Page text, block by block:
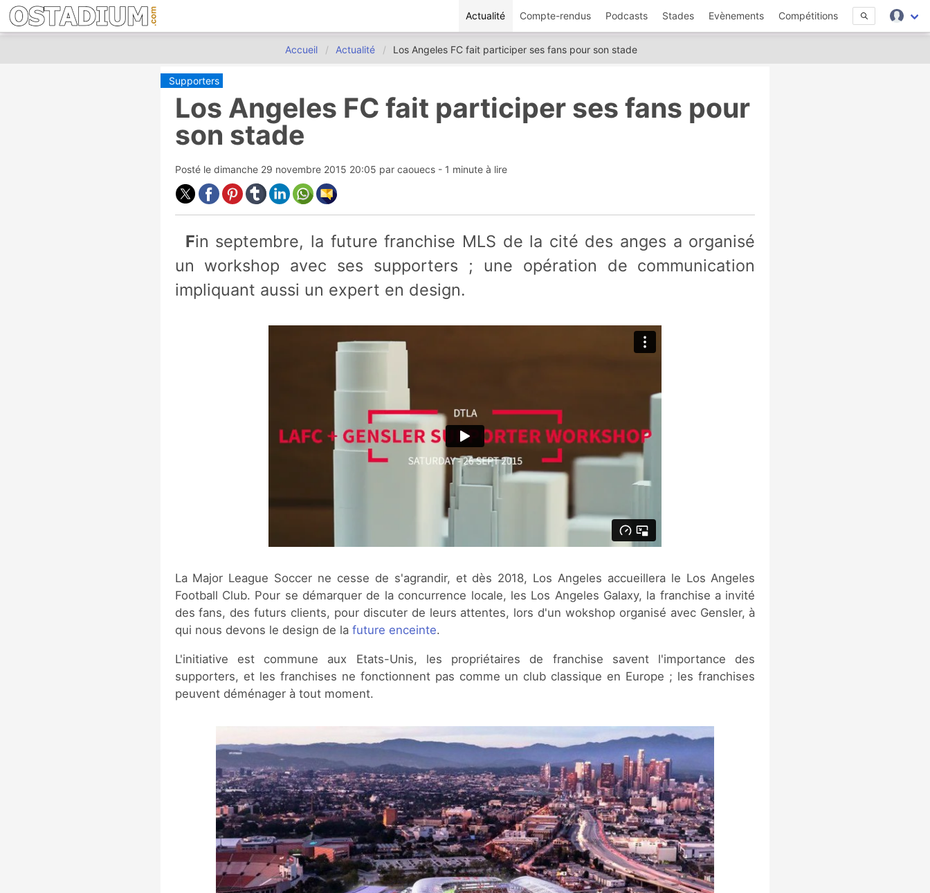
Actualité Compte-rendus Podcasts Stades Evènements Compétitions
Accueil Actualité Los Angeles FC fait participer ses fans pour son stade
Supporters
Los Angeles FC fait participer ses fans pour
son stade
Posté le dimanche 29 novembre 2015 20:05 par caouecs - 1 minute à lire
Fin septembre, la future franchise MLS de la cité des anges a organisé
un workshop avec ses supporters ; une opération de communication
impliquant aussi un expert en design.
La Major League Soccer ne cesse de s'agrandir, et dès 2018, Los Angeles accueillera le Los Angeles
Football Club. Pour se démarquer de la concurrence locale, les Los Angeles Galaxy, la franchise a invité
des fans, des futurs clients, pour discuter de leurs attentes, lors d'un wokshop organisé avec Gensler, à
qui nous devons le design de la future enceinte.
L'initiative est commune aux Etats-Unis, les propriétaires de franchise savent l'importance des
supporters, et les franchises ne fonctionnent pas comme un club classique en Europe ; les franchises
peuvent déménager à tout moment.